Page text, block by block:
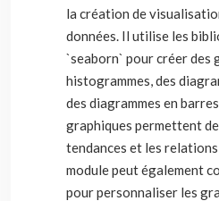
la création de
données. Il utilise les
`seaborn` pour créer des
histogrammes, des
des diagrammes en
graphiques permettent
tendances et les relations
module peut également
pour personnaliser les